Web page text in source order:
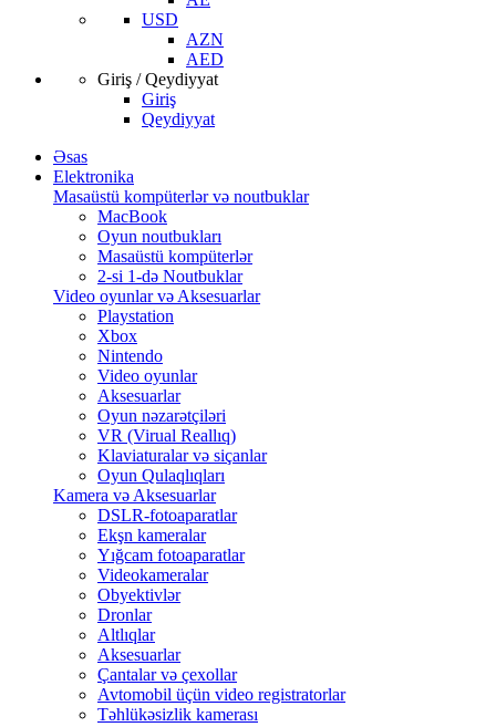
USD
AZN
AED
Giriş / Qeydiyyat
Giriş
Qeydiyyat
Əsas
Elektronika
Masaüstü kompüterlər və noutbuklar
MacBook
Oyun noutbukları
Masaüstü kompüterlər
2-si 1-də Noutbuklar
Video oyunlar və Aksesuarlar
Playstation
Xbox
Nintendo
Video oyunlar
Aksesuarlar
Oyun nəzarətçiləri
VR (Virual Reallıq)
Klaviaturalar və siçanlar
Oyun Qulaqlıqları
Kamera və Aksesuarlar
DSLR-fotoaparatlar
Ekşn kameralar
Yığcam fotoaparatlar
Videokameralar
Obyektivlər
Dronlar
Altlıqlar
Aksesuarlar
Çantalar və çexollar
Avtomobil üçün video registratorlar
Təhlükəsizlik kamerası